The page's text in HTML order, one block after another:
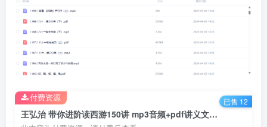
王弘治 带你进阶读西游150讲 mp3音频+pdf讲义文案全套 百度网盘下载
付费资源 已售 12